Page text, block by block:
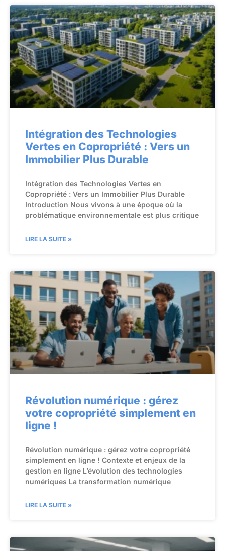
Intégration des Technologies
Vertes en Copropriété : Vers un
Immobilier Plus Durable
Intégration des Technologies Vertes en
Copropriété : Vers un Immobilier Plus Durable
Introduction Nous vivons à une époque où la
problématique environnementale est plus critique
LIRE LA SUITE »
Révolution numérique : gérez
votre copropriété simplement en
ligne !
Révolution numérique : gérez votre copropriété
simplement en ligne ! Contexte et enjeux de la
gestion en ligne L’évolution des technologies
numériques La transformation numérique
LIRE LA SUITE »